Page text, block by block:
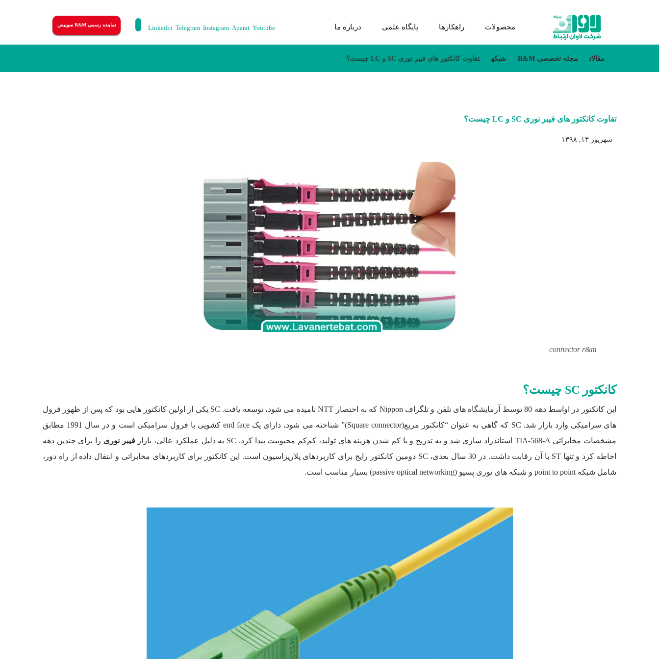
محصولات راهکارها پایگاه علمی درباره ما نماینده رسمی R&M سوییس Linkedin Telegram Instagram Aparat Youtube
مقالات مجله تخصصی R&M شبکه تفاوت کانکتور های فیبر نوری SC و LC چیست؟
تفاوت کانکتور های فیبر نوری SC و LC چیست؟
شهریور ۱۳, ۱۳۹۸
connector r&m
کانکتور SC چیست؟
این کانکتور در اواسط دهه 80 توسط آزمایشگاه های تلفن و تلگراف Nippon که به اختصار NTT نامیده می شود، توسعه یافت. SC یکی از اولین کانکتور هایی بود که پس از ظهور فرول
های سرامیکی وارد بازار شد. SC که گاهی به عنوان “کانکتور مربع(Square connector)” شناخته می شود، دارای یک end face کشویی با فرول سرامیکی است و در سال 1991 مطابق
مشخصات مخابراتی TIA-568-A استاندراد سازی شد و به تدریج و با کم شدن هزینه های تولید، کم‌کم محبوبیت پیدا کرد. SC به دلیل عملکرد عالی، بازار
فیبر نوری را برای چندین دهه
احاطه کرد و تنها ST با آن رقابت داشت. در 30 سال بعدی، SC دومین کانکتور رایج برای کاربردهای پلاریزاسیون است. این کانکتور برای کاربردهای مخابراتی و انتقال داده از راه دور،
شامل شبکه point to point و شبکه های نوری پسیو (passive optical networking) بسیار مناسب است.